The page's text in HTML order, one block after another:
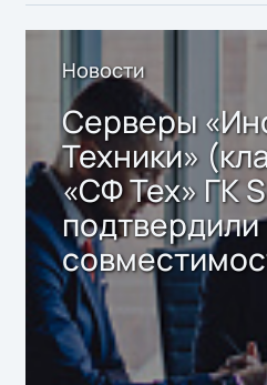
Новости
Серверы
Техники»
«СФ Тех» ГК
подтвердили
решением
Storage 2.x
хранения